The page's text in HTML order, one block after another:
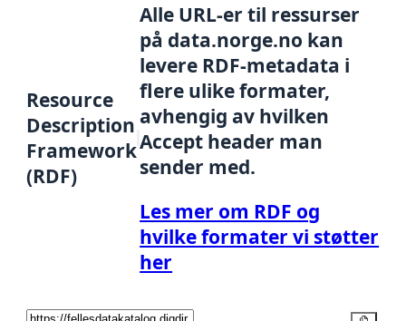
Resource
Description
Framework
(RDF)
Alle URL-er til ressurser
på data.norge.no kan
levere RDF-metadata i
flere ulike formater,
avhengig av hvilken
Accept header man
sender med.
Les mer om RDF og
hvilke formater vi støtter
her